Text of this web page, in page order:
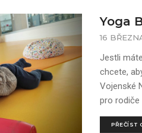
Yoga
16
Jestli
chcete,
Vojenské
pro rodiče
PŘEČÍST